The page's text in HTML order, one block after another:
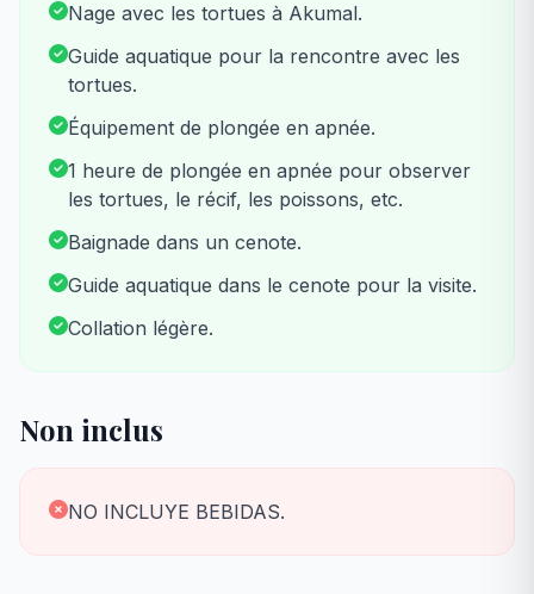
Nage avec les tortues à Akumal.
Guide aquatique pour la rencontre avec les
tortues.
Équipement de plongée en apnée.
1 heure de plongée en apnée pour observer
les tortues, le récif, les poissons, etc.
Baignade dans un cenote.
Guide aquatique dans le cenote pour la visite.
Collation légère.
Non inclus
NO INCLUYE BEBIDAS.